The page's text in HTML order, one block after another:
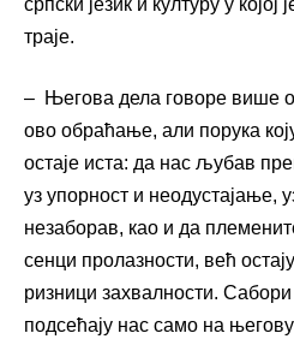
српски језик и културу у којој
траје.
– Његова дела говоре више
ово обраћање, али порука
остаје иста: да нас љубав
уз упорност и неодустајање,
незаборав, као и да
сенци пролазности, већ
ризници захвалности.
подсећају нас само на